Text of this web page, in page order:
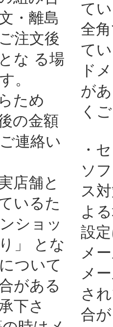
・離島
注文後
な る場
。
ため
の金額
連絡い
店舗と
いるた
ショッ
」 とな
ついて
がある
下さ
て
全
て
ド
が
く
・
ソ
ス
よ
設
メ
メ
さ
合